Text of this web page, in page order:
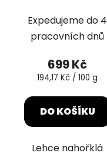
Expedujeme do 4
pracovních dnů
699 Kč
Měrná
194,17 Kč / 100 g
DO KOŠÍKU
Lehce nahořklá